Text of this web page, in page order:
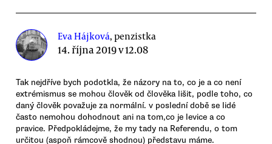
Eva Hájková, penzistka
14. října 2019 v 12.08
Tak nejdříve bych podotkla, že názory na to, co je a co není
extrémismus se mohou člověk od člověka lišit, podle toho, co
daný člověk považuje za normální. v poslední době se lidé
často nemohou dohodnout ani na tom,co je levice a co
pravice. Předpokládejme, že my tady na Referendu, o tom
určitou (aspoň rámcově shodnou) představu máme.